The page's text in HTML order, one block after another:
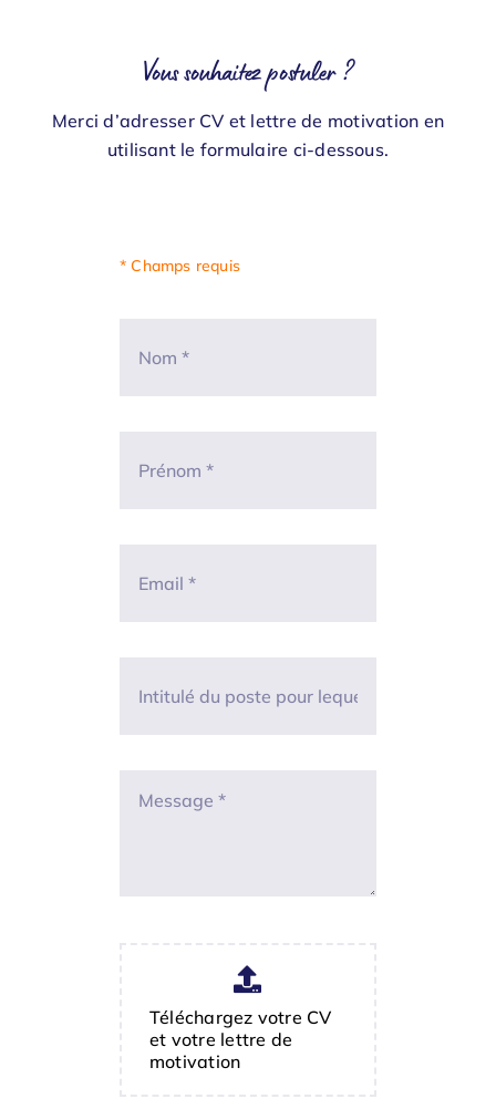
Vous souhaitez postuler ?
Merci d’adresser CV et lettre de motivation en
utilisant le formulaire ci-dessous.
* Champs requis
Téléchargez votre CV
et votre lettre de
motivation